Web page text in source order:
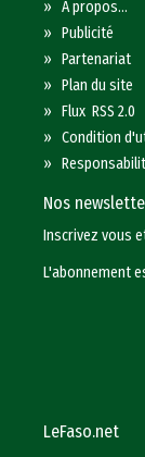
»A propos...
»Publicité
»Partenariat
»Plan du site
»Flux RSS 2.0
»Condition
»
Nos
Inscrivez vous
L'abonnement
LeFaso.net